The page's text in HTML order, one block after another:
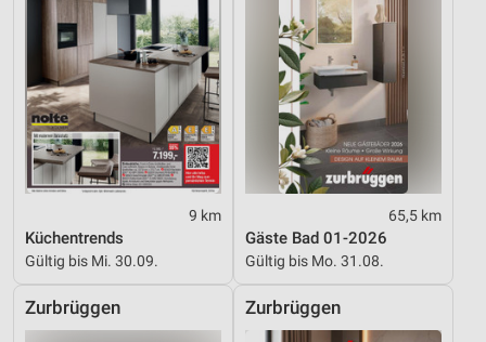
9 km
Küchentrends
Gültig bis Mi. 30.09.
65,5 km
Gäste Bad 01-2026
Gültig bis Mo. 31.08.
Zurbrüggen Zurbrüggen